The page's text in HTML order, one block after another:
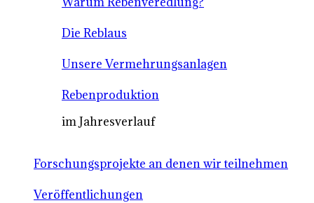
Die Reblaus
Unsere Vermehrungsanlagen
Rebenproduktion
im Jahresverlauf
Forschungsprojekte an denen wir teilnehmen
Veröffentlichungen